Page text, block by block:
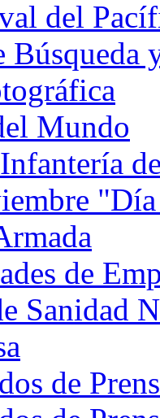
del
Búsqueda
Mundo
de
Sanidad
de